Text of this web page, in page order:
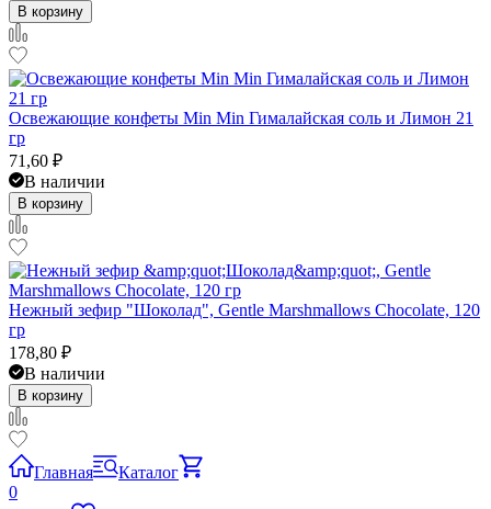
В корзину
Освежающие конфеты Min Min Гималайская соль и Лимон 21
гр
71,60 ₽
В наличии
В корзину
Нежный зефир "Шоколад", Gentle Marshmallows Chocolate, 120
гр
178,80 ₽
В наличии
В корзину
Главная
Каталог
0